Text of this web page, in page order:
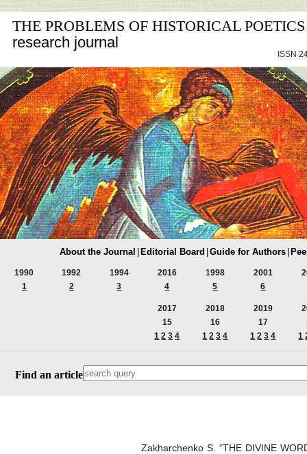
THE PROBLEMS OF HISTORICAL POETICS
research journal
ISSN
About the Journal Editorial Board Guide for Authors
1990
1
1992
2
1994
3
2016
4
1998
5
2001
6
2017
15
1 2 3 4
2018
16
1 2 3 4
2019
17
1 2 3 4
1
Find an article
Zakharchenko S. “THE DIVINE